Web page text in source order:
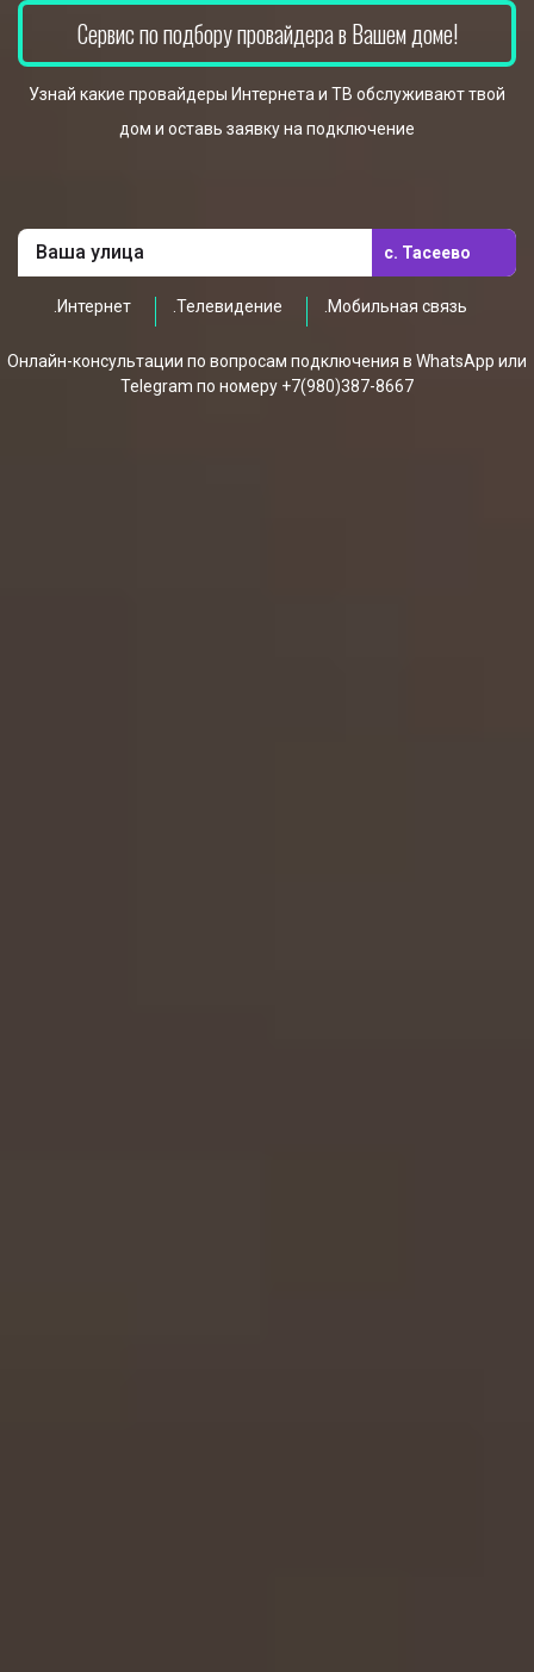
Сервис по подбору провайдера в Вашем доме!
Узнай какие провайдеры Интернета и ТВ обслуживают твой
дом и оставь заявку на подключение
с. Тасеево
.Интернет .Телевидение .Мобильная связь
Онлайн-консультации по вопросам подключения в WhatsApp или
Telegram по номеру +7(980)387-8667